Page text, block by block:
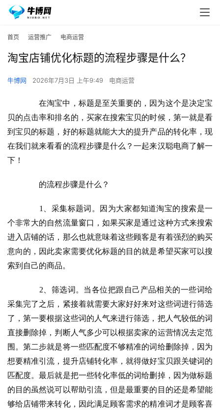
首页 运营推广 电商运营
淘宝店铺优化标题的流程步骤是什么？
牛博网 2026年7月3日 上午9:49 电商运营
在淘宝中，标题是至关重要的，因为这个是决定宝
贝的点击率和排名的，买家在搜索宝贝的时候，第一就是看
到宝贝的标题，好的标题就能大大的提升产品的转化率，现
在我们就来看看的流程步骤是什么？一起来汉聪电商了解一
下！
的流程步骤是什么？
1、采集标题词。因为大家都知道淘宝的搜索是一
个非常大的自然流量窗口，如果买家是通过这种方式来搜索
进入店铺的话，那么也就意味着这些顾客是有着强烈的购买
意向的，因此卖家需要优化标题的目的就是希望买家可以搜
索到自己的商品。
2、筛选词。当各位把跟自己产品相关的一些词给
采集完了之后，紧接着就需要大家好好来对这些词进行筛选
了，第一要根据这些词的人气来进行筛选，把人气较低的词
直接删除掉，判断人气多少可以根据卖家的运营情况去定范
围。第二步就是将一些匹配度不够精准的词给删除掉，因为
想要精准引流，提升店铺转化率，就得做好宝贝跟关键词的
匹配度。最后就是把一些转化率低的词给删掉，因为做标题
的目的虽然说可以帮助引流，但是最重要的目的还是希望能
够给店铺带来转化，因此满足顾客需求的精准词才是顾客喜